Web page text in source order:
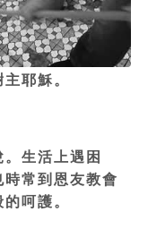
耶穌。
生活上遇困
常到恩友教會
呵護。